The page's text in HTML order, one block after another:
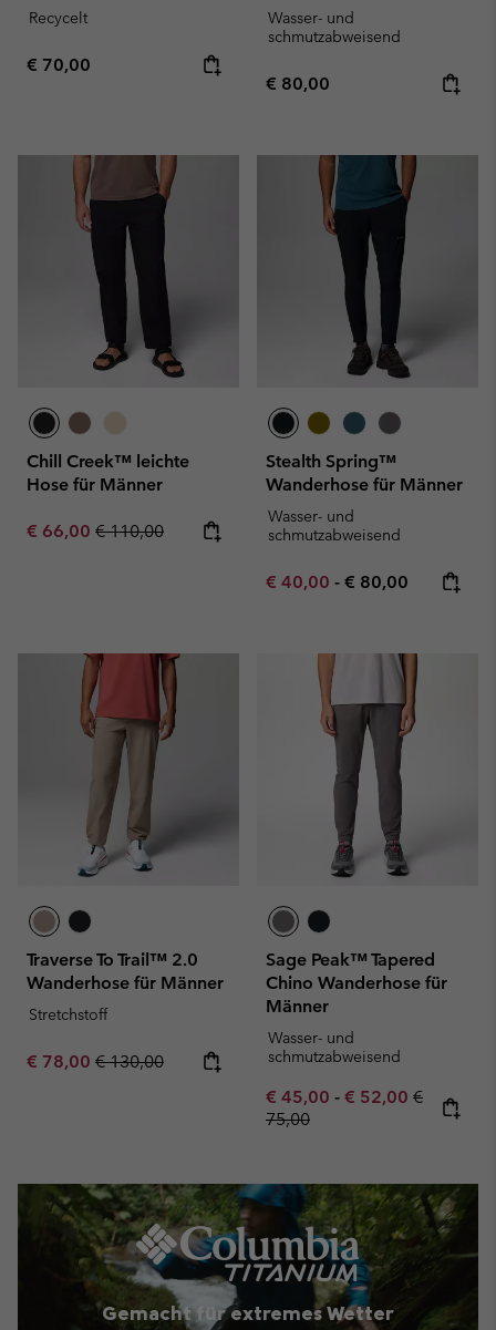
Recycelt
Regular price:
€ 70,00
Wasser- und
schmutzabweisend
Regular price:
€ 80,00
Chill Creek™ leichte
Hose für Männer
Sale price:
€ 66,00 Regular price:
€ 110,00
Stealth Spring™
Wanderhose für Männer
Wasser- und
schmutzabweisend
Minimum sale price:
€ 40,00 - Maximum price:
€ 80,00
Traverse To Trail™ 2.0
Wanderhose für Männer
Stretchstoff
Sale price:
€ 78,00 Regular price:
€ 130,00
Sage Peak™ Tapered
Chino Wanderhose für
Männer
Wasser- und
schmutzabweisend
Minimum sale price:
€ 45,00 - Maximum sale
€ 52,00 Regular
€
75,00
Gemacht für extremes Wetter